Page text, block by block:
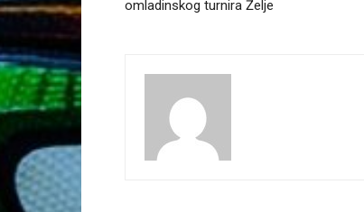
omladinskog turnira Želje